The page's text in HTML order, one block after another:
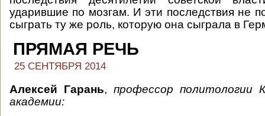
ударившие по мозгам. И эти последствия не
сыграть ту же роль, которую она сыграла в
ПРЯМАЯ РЕЧЬ
25 СЕНТЯБРЯ 2014
Алексей Гарань, профессор политологии
академии: